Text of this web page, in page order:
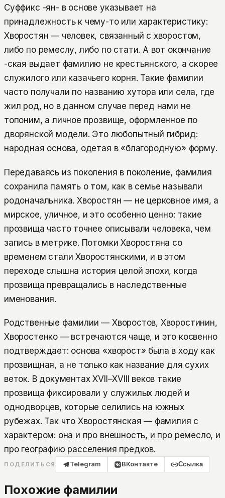
Суффикс -ян- в основе указывает на
принадлежность к чему-то или характеристику:
Хворостян — человек, связанный с хворостом,
либо по ремеслу, либо по стати. А вот окончание
-ская выдает фамилию не крестьянского, а скорее
служилого или казачьего корня. Такие фамилии
часто получали по названию хутора или села, где
жил род, но в данном случае перед нами не
топоним, а личное прозвище, оформленное по
дворянской модели. Это любопытный гибрид:
народная основа, одетая в «благородную» форму.
Передаваясь из поколения в поколение, фамилия
сохранила память о том, как в семье называли
родоначальника. Хворостян — не церковное имя, а
мирское, уличное, и это особенно ценно: такие
прозвища часто точнее описывали человека, чем
запись в метрике. Потомки Хворостяна со
временем стали Хворостянскими, и в этом
переходе слышна история целой эпохи, когда
прозвища превращались в наследственные
именования.
Родственные фамилии — Хворостов, Хворостинин,
Хворостенко — встречаются чаще, и это косвенно
подтверждает: основа «хворост» была в ходу как
прозвищная, а не только как название для сухих
веток. В документах XVII–XVIII веков такие
прозвища фиксировали у служилых людей и
однодворцев, которые селились на южных
рубежах. Так что Хворостянская — фамилия с
характером: она и про внешность, и про ремесло, и
про географию расселения предков.
ПОДЕЛИТЬСЯ Telegram ВКонтакте Ссылка
Похожие фамилии